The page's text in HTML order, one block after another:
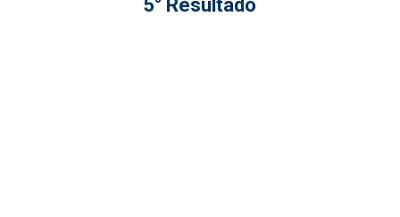
5° Resultado